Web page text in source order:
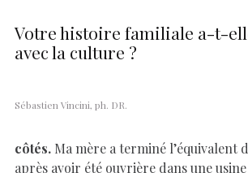
Votre histoire familiale a-t-
avec la culture ?
Sébastien Vincini, ph. DR.
côtés. Ma mère a terminé l’équivalent
après avoir été ouvrière dans une